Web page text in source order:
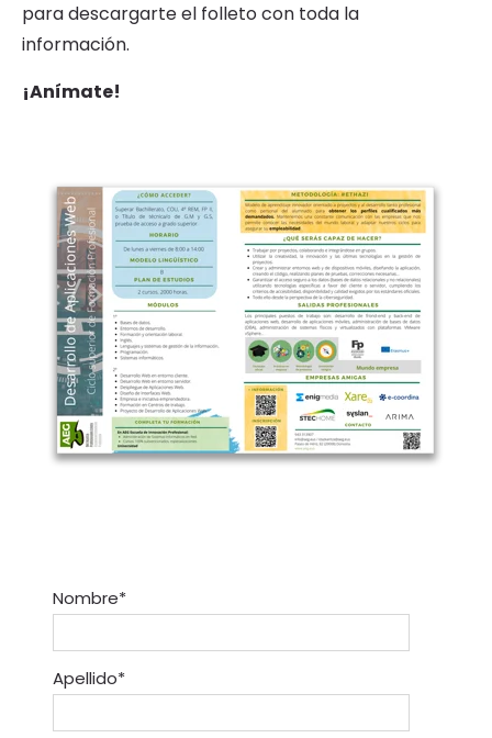
para descargarte el folleto con toda la
información.
¡Anímate!
Nombre*
Apellido*